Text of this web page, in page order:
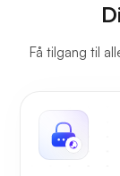
Få tilgang til